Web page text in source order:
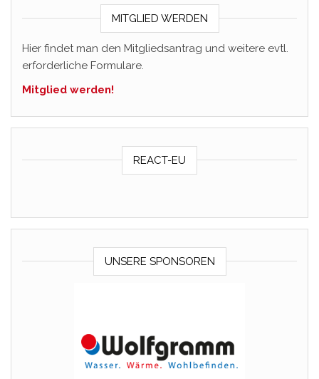
MITGLIED WERDEN
Hier findet man den Mitgliedsantrag und weitere evtl.
erforderliche Formulare.
Mitglied werden!
REACT-EU
UNSERE SPONSOREN